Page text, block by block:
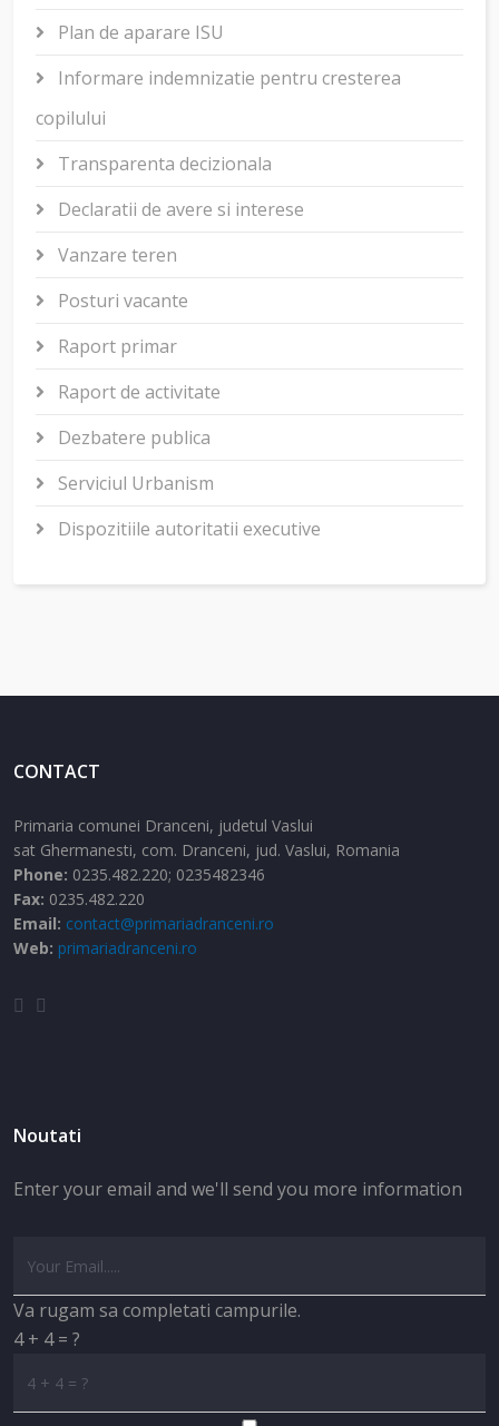
Plan de aparare ISU
Informare indemnizatie pentru cresterea
copilului
Transparenta decizionala
Declaratii de avere si interese
Vanzare teren
Posturi vacante
Raport primar
Raport de activitate
Dezbatere publica
Serviciul Urbanism
Dispozitiile autoritatii executive
CONTACT
Primaria comunei Dranceni, judetul Vaslui
sat Ghermanesti, com. Dranceni, jud. Vaslui, Romania
Phone: 0235.482.220; 0235482346
Fax: 0235.482.220
Email: contact@primariadranceni.ro
Web: primariadranceni.ro
Noutati
Enter your email and we'll send you more information
Va rugam sa completati campurile.
4 + 4 = ?